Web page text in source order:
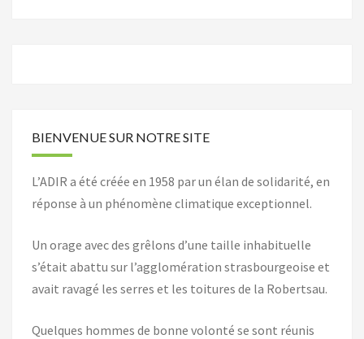
BIENVENUE SUR NOTRE SITE
L’ADIR a été créée en 1958 par un élan de solidarité, en
réponse à un phénomène climatique exceptionnel.
Un orage avec des grêlons d’une taille inhabituelle
s’était abattu sur l’agglomération strasbourgeoise et
avait ravagé les serres et les toitures de la Robertsau.
Quelques hommes de bonne volonté se sont réunis